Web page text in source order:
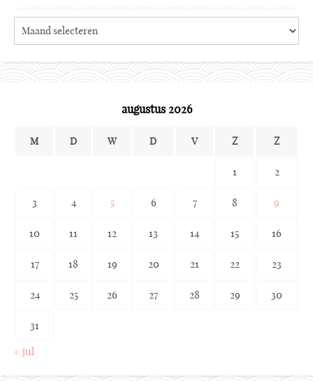
the
augustus 2026
M D W D V Z Z
1 2
3 4 5 6 7 8 9
10 11 12 13 14 15 16
17 18 19 20 21 22 23
24 25 26 27 28 29 30
31
« jul